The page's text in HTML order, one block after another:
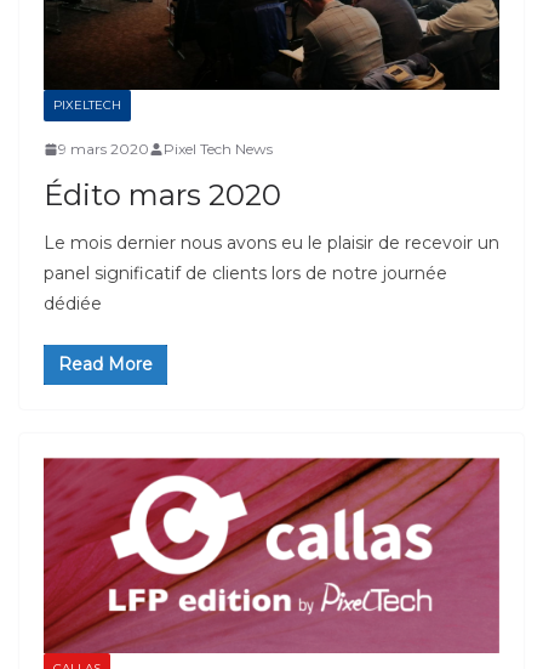
PIXELTECH
9 mars 2020 Pixel Tech News
Édito mars 2020
Le mois dernier nous avons eu le plaisir de recevoir un
panel significatif de clients lors de notre journée
dédiée
Read More